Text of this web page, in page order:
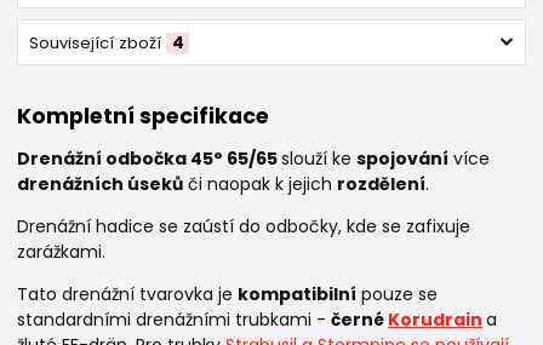
Související zboží 4
Kompletní specifikace
Drenážní odbočka 45° 65/65slouží ke spojování více
drenážních úseků či naopak k jejich rozdělení.
Drenážní hadice se zaústí do odbočky, kde se zafixuje
zarážkami.
Tato drenážní tvarovka je kompatibilní pouze se
standardními drenážními trubkami - černé Korudrain a